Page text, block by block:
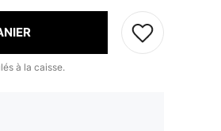
à la caisse.